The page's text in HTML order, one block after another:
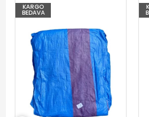
KARGO
BEDAVA